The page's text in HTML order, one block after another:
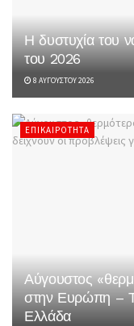
Η δυστυχία του
του 2026
8 ΑΥΓΟΎΣΤΟΥ 2026
ΕΠΙΚΑΙΡΌΤΗΤΑ
Αύγουστος
στην Ευρώπη –
Ελλάδα